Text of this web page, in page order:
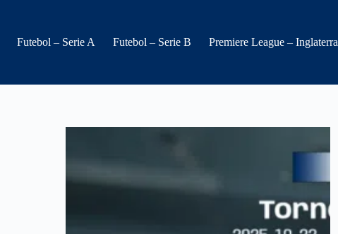
Futebol – Serie A Futebol – Serie B Premiere League – Inglaterra